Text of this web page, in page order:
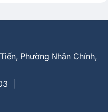
Phường Nhân Chính,
|